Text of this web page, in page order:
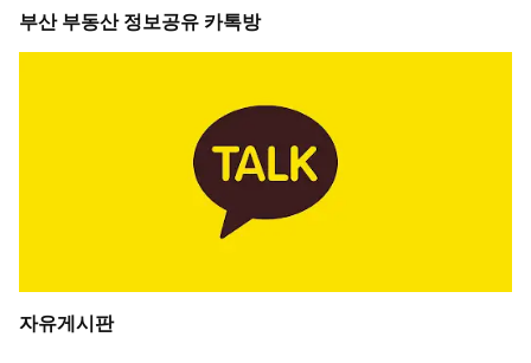
부산 부동산 정보공유 카톡방
자유게시판